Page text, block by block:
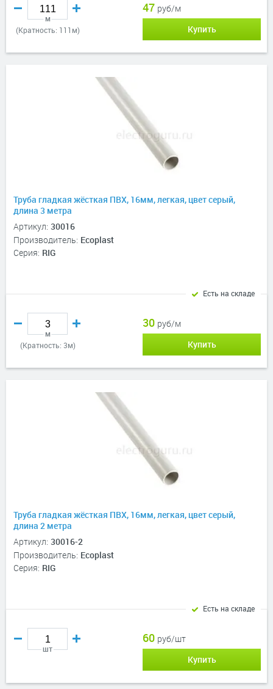
м
(Кратность: 111м)
47 руб/м
Купить
Труба гладкая жёсткая ПВХ, 16мм, легкая, цвет серый,
длина 3 метра
Артикул: 30016
Производитель: Ecoplast
Серия: RIG
м
(Кратность: 3м)
30 руб/м
Купить
Есть на складе
Труба гладкая жёсткая ПВХ, 16мм, легкая, цвет серый,
длина 2 метра
Артикул: 30016-2
Производитель: Ecoplast
Серия: RIG
шт
60 руб/шт
Купить
Есть на складе